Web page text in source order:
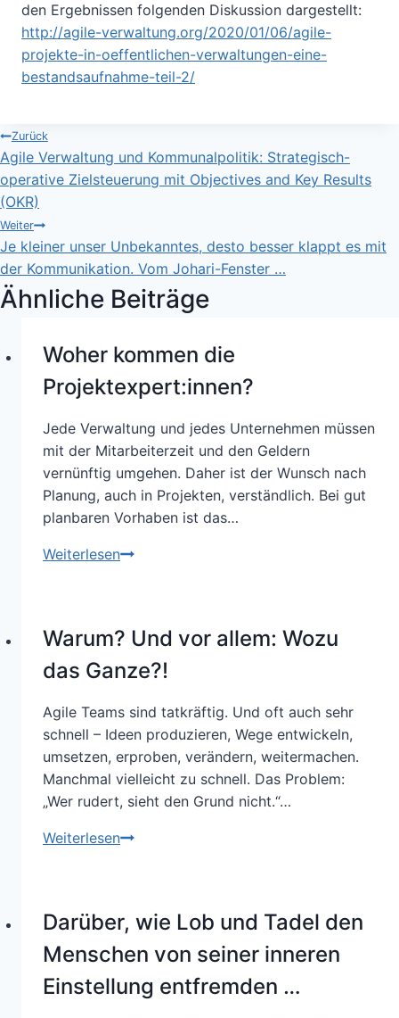
den Ergebnissen folgenden Diskussion dargestellt:
http://agile-verwaltung.org/2020/01/06/agile-
projekte-in-oeffentlichen-verwaltungen-eine-
bestandsaufnahme-teil-2/
Beitragsnavigation
Zurück
Agile Verwaltung und Kommunalpolitik: Strategisch-
operative Zielsteuerung mit Objectives and Key Results
(OKR)
Weiter
Je kleiner unser Unbekanntes, desto besser klappt es mit
der Kommunikation. Vom Johari-Fenster …
Ähnliche Beiträge
Woher kommen die
Projektexpert:innen?
Jede Verwaltung und jedes Unternehmen müssen
mit der Mitarbeiterzeit und den Geldern
vernünftig umgehen. Daher ist der Wunsch nach
Planung, auch in Projekten, verständlich. Bei gut
planbaren Vorhaben ist das…
WeiterlesenWoher
Warum? Und vor allem: Wozu
das Ganze?!
Agile Teams sind tatkräftig. Und oft auch sehr
schnell – Ideen produzieren, Wege entwickeln,
umsetzen, erproben, verändern, weitermachen.
Manchmal vielleicht zu schnell. Das Problem:
„Wer rudert, sieht den Grund nicht.“…
WeiterlesenWarum?
Wozu
das
Darüber, wie Lob und Tadel den
Menschen von seiner inneren
Einstellung entfremden …